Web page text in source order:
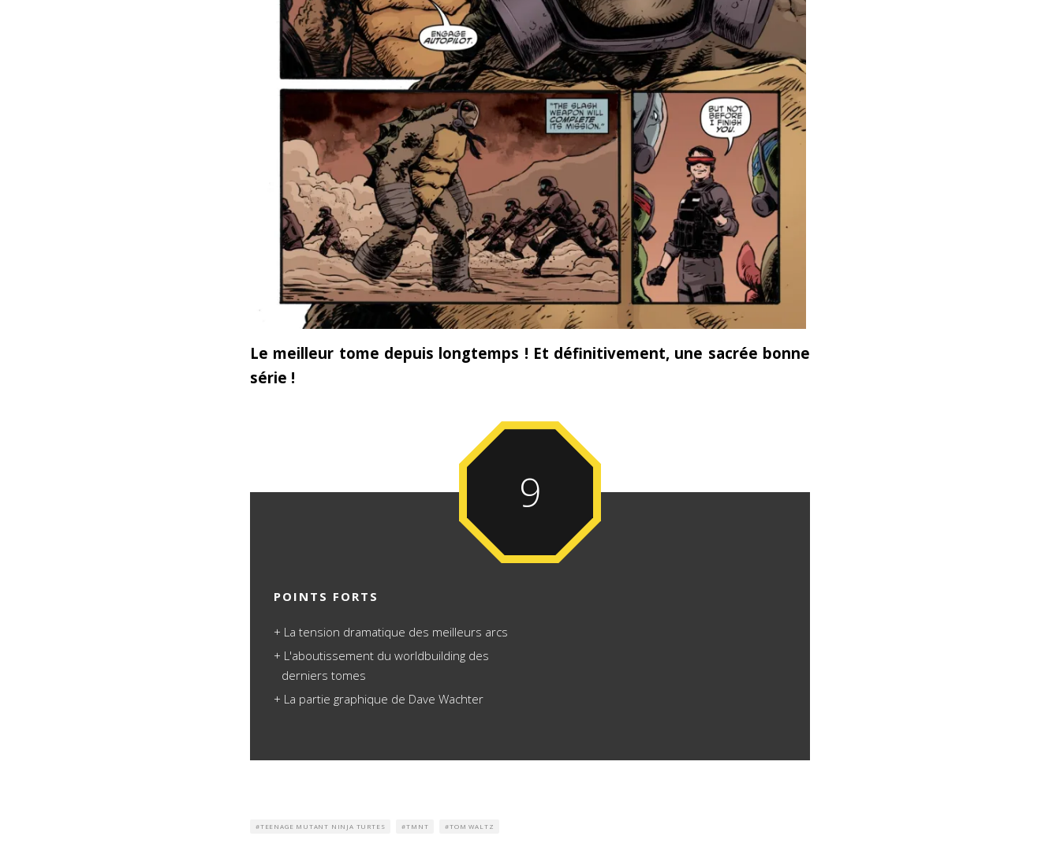
Le meilleur tome depuis longtemps ! Et définitivement, une sacrée bonne
série !
9
POINTS FORTS
La tension dramatique des meilleurs arcs
L'aboutissement du worldbuilding des
derniers tomes
La partie graphique de Dave Wachter
TEENAGE MUTANT NINJA TURTES TMNT TOM WALTZ